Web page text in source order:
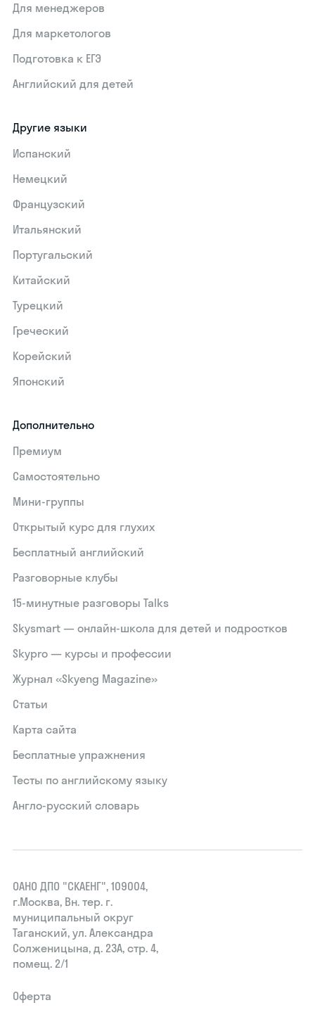
Для менеджеров
Для маркетологов
Подготовка к ЕГЭ
Английский для детей
Другие языки
Испанский
Немецкий
Французский
Итальянский
Португальский
Китайский
Турецкий
Греческий
Корейский
Японский
Дополнительно
Премиум
Самостоятельно
Мини-группы
Открытый курс для глухих
Бесплатный английский
Разговорные клубы
15‑минутные разговоры Talks
Skysmart — онлайн-школа для детей и подростков
Skypro — курсы и профессии
Журнал «Skyeng Magazine»
Статьи
Карта сайта
Бесплатные упражнения
Тесты по английскому языку
Англо-русский словарь
ОАНО ДПО "СКАЕНГ", 109004,
г.Москва, Вн. тер. г.
муниципальный округ
Таганский, ул. Александра
Солженицына, д. 23А, стр. 4,
помещ. 2/1
Оферта